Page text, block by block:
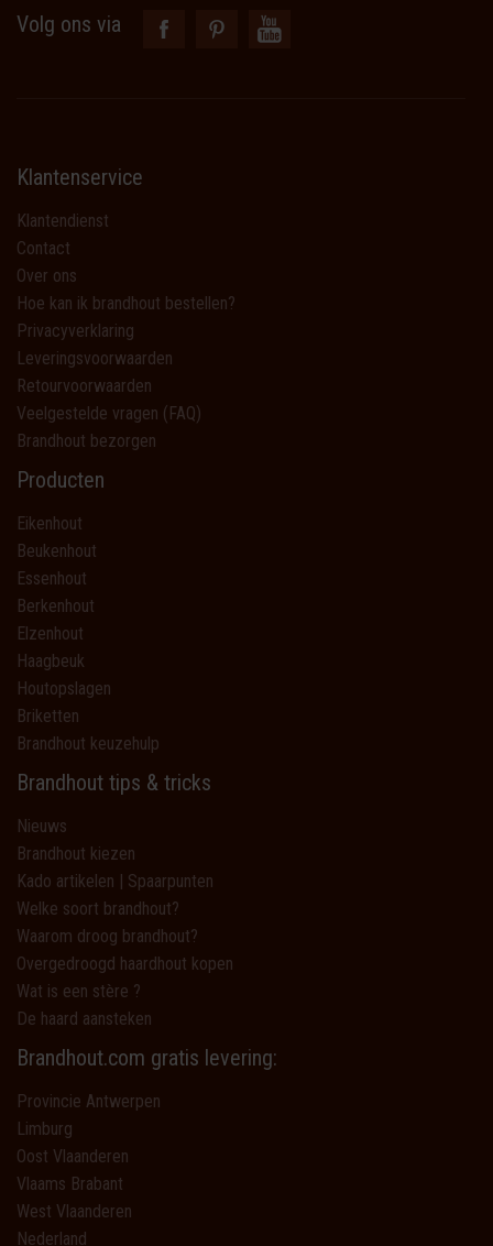
Volg ons via
Klantenservice
Klantendienst
Contact
Over ons
Hoe kan ik brandhout bestellen?
Privacyverklaring
Leveringsvoorwaarden
Retourvoorwaarden
Veelgestelde vragen (FAQ)
Brandhout bezorgen
Producten
Eikenhout
Beukenhout
Essenhout
Berkenhout
Elzenhout
Haagbeuk
Houtopslagen
Briketten
Brandhout keuzehulp
Brandhout tips & tricks
Nieuws
Brandhout kiezen
Kado artikelen | Spaarpunten
Welke soort brandhout?
Waarom droog brandhout?
Overgedroogd haardhout kopen
Wat is een stère ?
De haard aansteken
Brandhout.com gratis levering:
Provincie Antwerpen
Limburg
Oost Vlaanderen
Vlaams Brabant
West Vlaanderen
Nederland